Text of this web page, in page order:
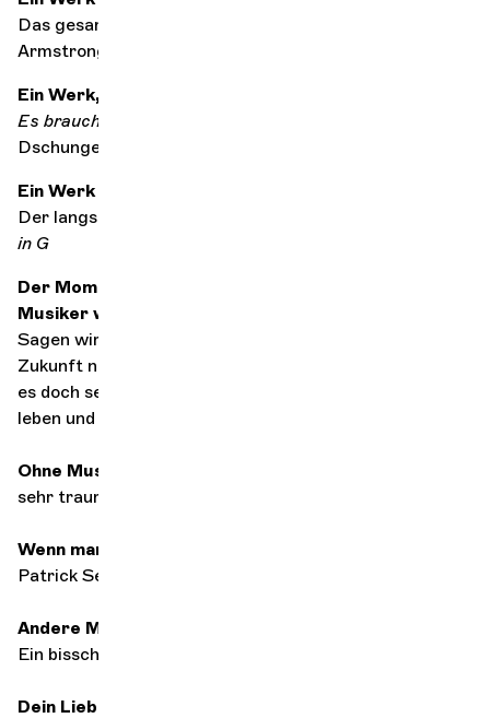
Das gesamte Album von Ella Fitzgerald und Louis
Armstrong,
Ein Werk, um mit dem richtigen Fuß aufzustehen
Es braucht nicht viel, um glücklich zu sein,
Dschungelbuch von Walt Disney
Ein Werk zur Rettung der Welt
Der langsame Satz aus Maurice Ravels
in G
Der Moment,
Musiker werden
Sagen wir es so: In einem Alter, in dem man über seine
Zukunft nachdenken muss, habe ich mir gedacht, dass
es doch sehr schön wäre, von meiner Leidenschaft zu
leben und Berufsmusiker zu werden.
Ohne Musik wäre das Leben ...
sehr traurig
Wenn man nur einen Komponisten behalten sollte
Patrick Sébastien
Andere Musikstile
Ein bisschen von allem
Dein Lieblingsstück von allen Stücken